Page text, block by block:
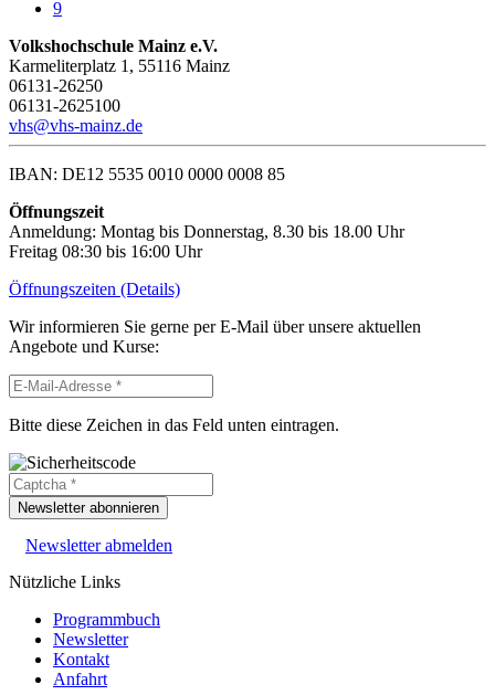
9
Volkshochschule Mainz e.V.
Karmeliterplatz 1, 55116 Mainz
06131-26250
06131-2625100
vhs@vhs-mainz.de
IBAN: DE12 5535 0010 0000 0008 85
Öffnungszeit
Anmeldung: Montag bis Donnerstag, 8.30 bis 18.00 Uhr
Freitag 08:30 bis 16:00 Uhr
Öffnungszeiten (Details)
Wir informieren Sie gerne per E-Mail über unsere aktuellen
Angebote und Kurse:
Bitte diese Zeichen in das Feld unten eintragen.
Newsletter abonnieren
Newsletter abmelden
Nützliche Links
Programmbuch
Newsletter
Kontakt
Anfahrt